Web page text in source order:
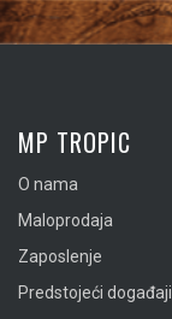
MP TROPIC
O nama
Maloprodaja
Zaposlenje
Predstojeći događaji